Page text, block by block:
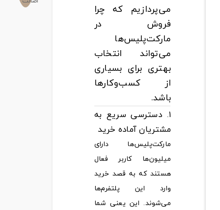
می‌پردازیم که چرا
فروش در
مارکت‌پلیس‌ها
می‌تواند انتخاب
بهتری برای بسیاری
از کسب‌وکارها
۱. دسترسی سریع به
مشتریان آماده خرید
مارکت‌پلیس‌ها دارای
میلیون‌ها کاربر فعال
هستند که به قصد خرید
وارد این پلتفرم‌ها
می‌شوند. این یعنی شما